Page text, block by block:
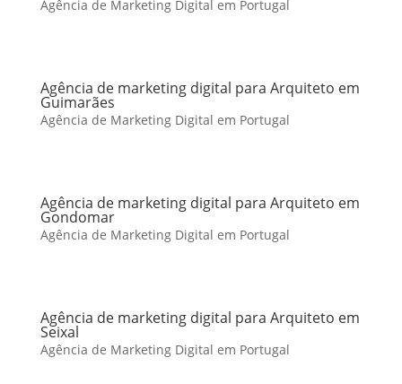
Agência de Marketing Digital em Portugal
Agência de marketing digital para Arquiteto em
Guimarães
Agência de Marketing Digital em Portugal
Agência de marketing digital para Arquiteto em
Gondomar
Agência de Marketing Digital em Portugal
Agência de marketing digital para Arquiteto em
Seixal
Agência de Marketing Digital em Portugal